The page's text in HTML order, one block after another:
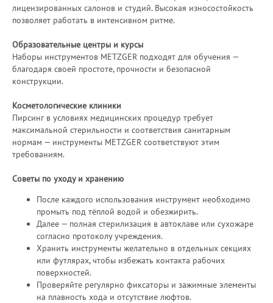
лицензированных салонов и студий. Высокая износостойкость
позволяет работать в интенсивном ритме.
Образовательные центры и курсы
Наборы инструментов METZGER подходят для обучения —
благодаря своей простоте, прочности и безопасной
конструкции.
Косметологические клиники
Пирсинг в условиях медицинских процедур требует
максимальной стерильности и соответствия санитарным
нормам — инструменты METZGER соответствуют этим
требованиям.
Советы по уходу и хранению
После каждого использования инструмент необходимо
промыть под тёплой водой и обезжирить.
Далее — полная стерилизация в автоклаве или сухожаре
согласно протоколу учреждения.
Хранить инструменты желательно в отдельных секциях
или футлярах, чтобы избежать контакта рабочих
поверхностей.
Проверяйте регулярно фиксаторы и зажимные элементы
на плавность хода и отсутствие люфтов.